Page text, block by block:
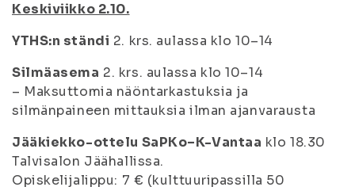
Keskiviikko 2.10.
YTHS:n ständi 2. krs. aulassa klo 10–14
Silmäasema 2. krs. aulassa klo 10–14
– Maksuttomia näöntarkastuksia ja
silmänpaineen mittauksia ilman ajanvarausta
Jääkiekko-ottelu SaPKo–K-Vantaa klo 18.30
Talvisalon Jäähallissa.
Opiskelijalippu: 7 € (kulttuuripassilla 50